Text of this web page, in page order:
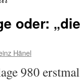
oder:
Hänel
980